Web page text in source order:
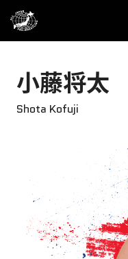
小藤将太
Shota Kofuji